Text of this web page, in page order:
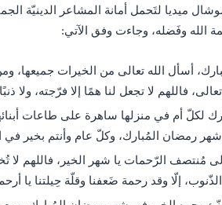
ميديا لتَحمل أمانة المشاعر الدينيّة
الله وفَضله، وجاءت وفق الآتي:
أسأل الله تعالى من الخيرات جميعها،
فاللهم لا تجعل لنا همًا إلا فرّجته، ولا
لكلّ أم في منزلها ساهرة على طاعات
شهر رمضان المُبارك، وكلّ عام وأنتم بخير
مُنتصف الرّحمات يا شهر الخير، فاللهم
إلّا وقد رحمة ضَعفنا وقلّة حِيلتنا يا